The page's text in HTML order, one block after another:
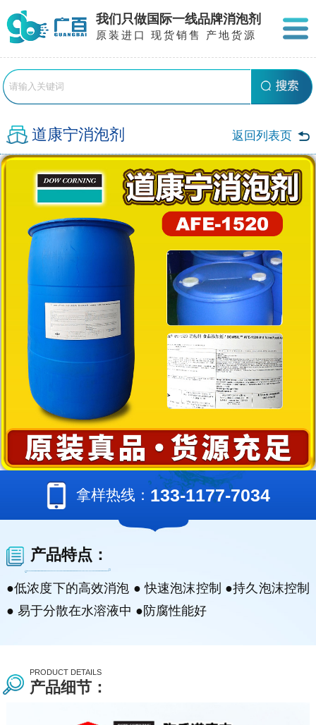
我们只做国际一线品牌消泡剂
原装进口 现货销售 产地货源
道康宁消泡剂 返回列表页
产品特点：
●低浓度下的高效消泡 ● 快速泡沫控制 ●持久泡沫控制
● 易于分散在水溶液中 ●防腐性能好
拿样热线： 133-1177-7034
PRODUCT DETAILS
产品细节：